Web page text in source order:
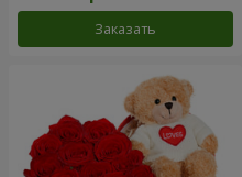
Заказать